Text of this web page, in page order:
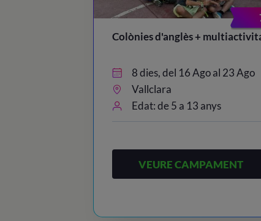
Colònies d'anglès +
8 dies, del 16 Ago al 23 Ago
Vallclara
Edat: de 5 a 13 anys
VEURE CAMPAMENT